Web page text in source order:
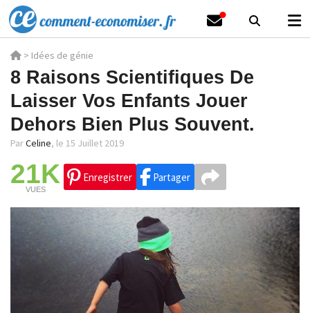
> Idées de génie
8 Raisons Scientifiques De
Laisser Vos Enfants Jouer
Dehors Bien Plus Souvent.
ParCeline, le 15 Juillet 2019
21K
VUES
Enregistrer Partager